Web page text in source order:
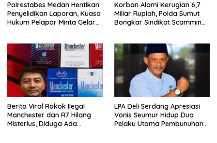
Polrestabes Medan Hentikan
Penyelidikan Laporan, Kuasa
Hukum Pelapor Minta Gelar
Korban Alami Kerugian 6,7
Miliar Rupiah, Polda Sumut
Bongkar Sindikat Scamming
Berita Viral Rokok Ilegal
Manchester dan R7 Hilang
Misterius, Diduga Ada
LPA Deli Serdang Apresiasi
Vonis Seumur Hidup Dua
Pelaku Utama Pembunuhan